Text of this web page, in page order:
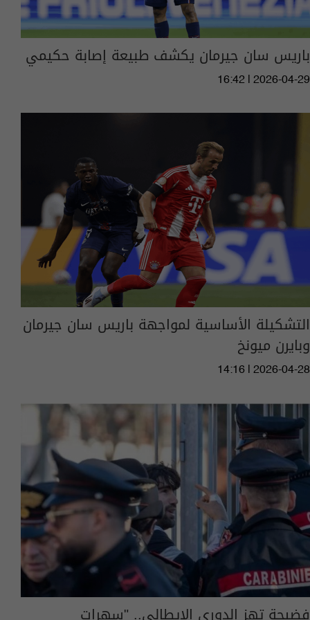
باريس سان جيرمان يكشف طبيعة إصابة حكيمي
16:42 | 2026-04-29
التشكيلة الأساسية لمواجهة باريس سان جيرمان
وبايرن ميونخ
14:16 | 2026-04-28
فضيحة تهز الدوري الإيطالي.. "سهرات